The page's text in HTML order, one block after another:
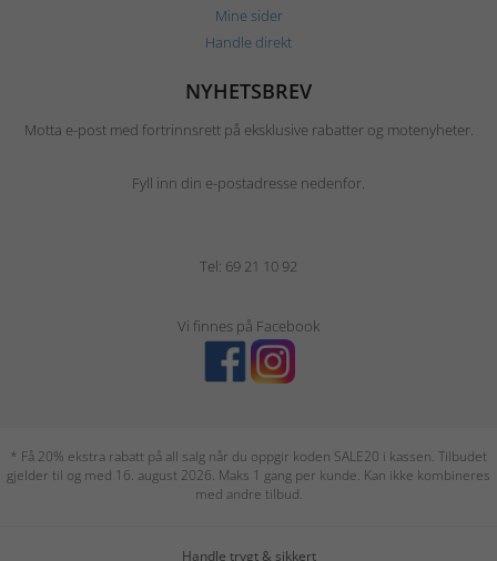
Mine sider
Handle direkt
NYHETSBREV
Motta e-post med fortrinnsrett på eksklusive rabatter og motenyheter.
Fyll inn din e-postadresse nedenfor.
Tel: 69 21 10 92
Vi finnes på Facebook
* Få 20% ekstra rabatt på all salg når du oppgir koden SALE20 i kassen. Tilbudet
gjelder til og med 16. august 2026. Maks 1 gang per kunde. Kan ikke kombineres
med andre tilbud.
Handle trygt & sikkert